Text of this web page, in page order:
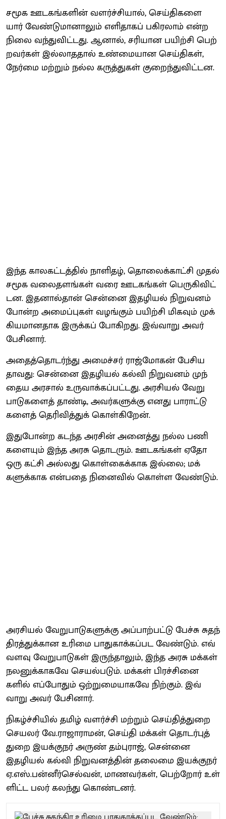
சமூக ஊடகங்​களின் வளர்ச்​சி​யால், செய்​தி​களை
யார் வேண்​டு​மா​னாலும் எளி​தாகப் பகிரலாம் என்ற
நிலை வந்​து​விட்​டது. ஆனால், சரி​யான பயிற்சி பெற்​
றவர்​கள் இல்​லாத​தால் உண்​மை​யான செய்​தி​கள்,
நேர்மை மற்​றும் நல்ல கருத்​துகள் குறைந்​து​விட்​டன.
இந்த கால​கட்​டத்​தில் நாளிதழ், தொலைக்​காட்சி முதல்
சமூக வலை​தளங்​கள் வரை ஊடகங்​கள் பெரு​கி​விட்​
டன. இதனால்​தான் சென்னை இதழியல் நிறு​வனம்
போன்ற அமைப்​பு​கள் வழங்​கும் பயிற்சி மிக​வும் முக்​
கிய​மான​தாக இருக்​கப் போகிறது. இவ்​வாறு அவர்
பேசி​னார்.
அதைத்​தொடர்ந்து அமைச்​சர் ராஜ்மோகன் பேசி​ய​
தாவது: சென்னை இதழியல் கல்வி நிறு​வனம் முந்​
தைய அரசால் உரு​வாக்​கப்​பட்​டது. அரசி​யல் வேறு​
பாடு​களைத் தாண்​டி, அவர்​களுக்கு எனது பாராட்​டு​
களைத் தெரி​வித்​துக் கொள்​கிறேன்.
இது​போன்ற கடந்த அரசின் அனைத்து நல்ல பணி​
களை​யும் இந்த அரசு தொடரும். ஊடகங்​கள் ஏதோ
ஒரு கட்சி அல்​லது கொள்​கைக்​காக இல்​லை; மக்​
களுக்​காக என்​பதை நினை​வில் கொள்ள வேண்​டும்.
அரசி​யல் வேறு​பாடு​களுக்கு அப்​பாற்​பட்டு பேச்சு சுதந்​
திரத்​துக்​கான உரிமை பாது​காக்​கப்பட வேண்​டும். எவ்​
வளவு வேறு​பாடு​கள் இருந்​தா​லும், இந்த அரசு மக்​கள்
நலனுக்​காகவே செயல்​படும். மக்​கள் பிரச்​சினை​
களில் எப்​போதும் ஒற்​றுமை​யாகவே நிற்​கும். இவ்​
வாறு அவர் பேசி​னார்.
நிகழ்ச்​சி​யில் தமிழ் வளர்ச்சி மற்​றும் செய்​தித்​துறை
செயலர் வே.​ராஜா​ராமன், செய்தி மக்​கள் தொடர்​புத்​
துறை இயக்​குநர் அருண் தம்​பு​ராஜ், சென்னை
இதழியல் கல்வி நிறு​வனத்​தின் தலைமை இயக்​குநர்
ஏ.எஸ்​.பன்​னீர்​செல்​வன், மாணவர்​கள், பெற்​றோர்​ உள்​
ளிட்​ட பலர்​ கலந்​து கொண்​டனர்​.